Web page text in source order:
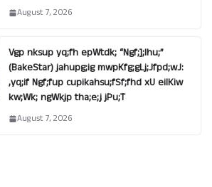
August 7, 2026
Vgp nksup yq;fh epWtdk; “Ngf;];lhu;”
(BakeStar) jahupg;ig mwpKfg;gLj;Jfpd;wJ:
,yq;if Ngf;fup cupikahsu;fSf;fhd xU eilKiw
kw;Wk; ngWkjp tha;e;j jPu;T
August 7, 2026